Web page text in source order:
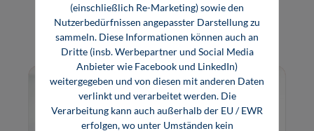
Lernen Sie unsere besonderen Lösungen für die
Seminar-Weiterbildung kennen.
(einschließlich Re-Marketing) sowie den
Nutzerbedürfnissen angepasster Darstellung zu
sammeln. Diese Informationen können auch an
Dritte (insb. Werbepartner und Social Media
Anbieter wie Facebook und LinkedIn)
weitergegeben und von diesen mit anderen Daten
verlinkt und verarbeitet werden. Die
Verarbeitung kann auch außerhalb der EU / EWR
erfolgen, wo unter Umständen kein